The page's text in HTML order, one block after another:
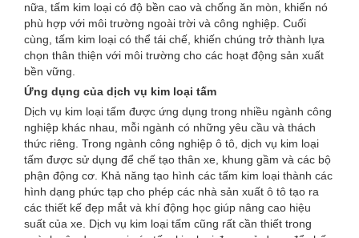
nữa, tấm kim loại có độ bền cao và chống ăn mòn, khiến nó
phù hợp với môi trường ngoài trời và công nghiệp. Cuối
cùng, tấm kim loại có thể tái chế, khiến chúng trở thành lựa
chọn thân thiện với môi trường cho các hoạt động sản xuất
bền vững.
Ứng dụng của dịch vụ kim loại tấm
Dịch vụ kim loại tấm được ứng dụng trong nhiều ngành công
nghiệp khác nhau, mỗi ngành có những yêu cầu và thách
thức riêng. Trong ngành công nghiệp ô tô, dịch vụ kim loại
tấm được sử dụng để chế tạo thân xe, khung gầm và các bộ
phận động cơ. Khả năng tạo hình các tấm kim loại thành các
hình dạng phức tạp cho phép các nhà sản xuất ô tô tạo ra
các thiết kế đẹp mắt và khí động học giúp nâng cao hiệu
suất của xe. Dịch vụ kim loại tấm cũng rất cần thiết trong